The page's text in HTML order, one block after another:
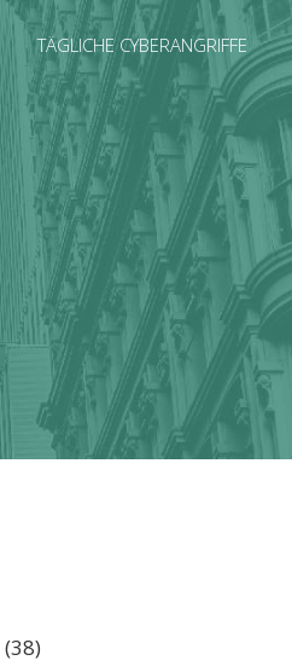
TÄGLICHE CYBERANGRIFFE
(38)